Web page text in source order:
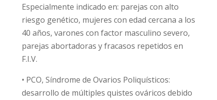
Especialmente indicado en: parejas con alto
riesgo genético, mujeres con edad cercana a los
40 años, varones con factor masculino severo,
parejas abortadoras y fracasos repetidos en
F.I.V.
• PCO, Síndrome de Ovarios Poliquísticos:
desarrollo de múltiples quistes ováricos debido